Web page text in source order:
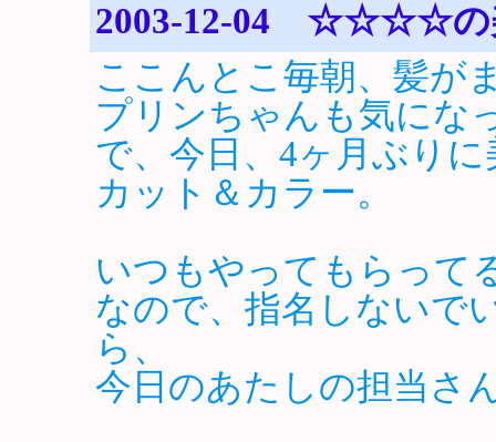
2003-12-04 ☆☆☆☆の
ここんとこ毎朝、髪が
プリンちゃんも気にな
で、今日、4ヶ月ぶり
カット＆カラー。
いつもやってもらって
なので、指名しないで
ら、
今日のあたしの担当さ